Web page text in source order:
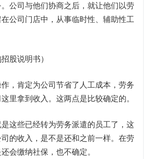
公司与他们协商之后，就让他们以劳
公司门店中，从事临时性、辅助性工
股说明书）
肯定为公司节省了人工成本，劳务
里拿到收入。这两点是比较确定的。
些已经转为劳务派遣的员工了，这
的收入，是不是还和之前一样。在劳
会缴纳社保，也不确定。